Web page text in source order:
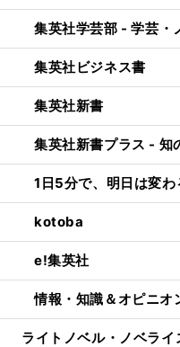
集英社学芸部 - 学芸・
集英社ビジネス書
集英社新書
集英社新書プラス - 知
1日5分で、明日は変
kotoba
e!集英社
情報・知識＆オピニ
ライトノベル・ノベライ